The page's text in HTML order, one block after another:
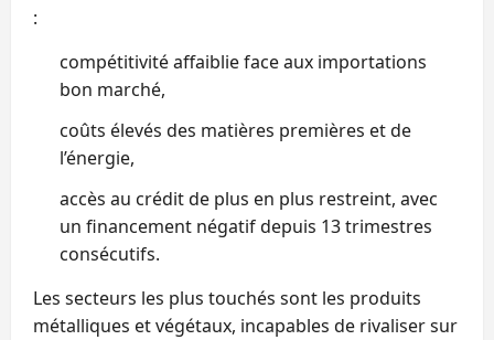
:
compétitivité affaiblie face aux importations
bon marché,
coûts élevés des matières premières et de
l’énergie,
accès au crédit de plus en plus restreint, avec
un financement négatif depuis 13 trimestres
consécutifs.
Les secteurs les plus touchés sont les produits
métalliques et végétaux, incapables de rivaliser sur